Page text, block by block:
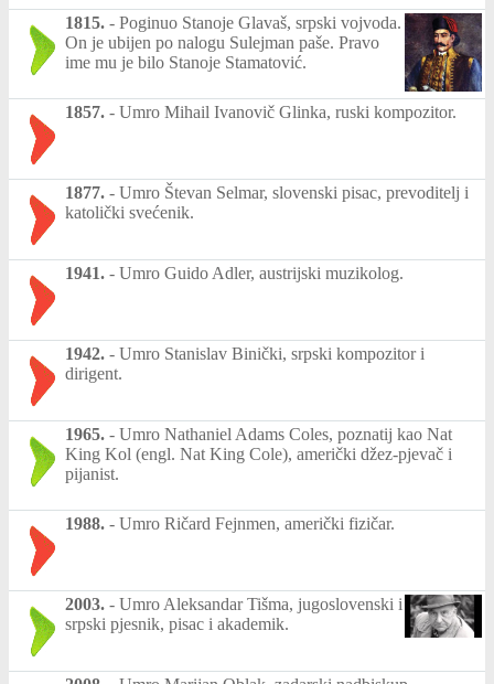
1815. - Poginuo Stanoje Glavaš, srpski vojvoda.
On je ubijen po nalogu Sulejman paše. Pravo
ime mu je bilo Stanoje Stamatović.
1857. - Umro Mihail Ivanovič Glinka, ruski kompozitor.
1877. - Umro Števan Selmar, slovenski pisac, prevoditelj i
katolički svećenik.
1941. - Umro Guido Adler, austrijski muzikolog.
1942. - Umro Stanislav Binički, srpski kompozitor i
dirigent.
1965. - Umro Nathaniel Adams Coles, poznatij kao Nat
King Kol (engl. Nat King Cole), američki džez-pjevač i
pijanist.
1988. - Umro Ričard Fejnmen, američki fizičar.
2003. - Umro Aleksandar Tišma, jugoslovenski i
srpski pjesnik, pisac i akademik.